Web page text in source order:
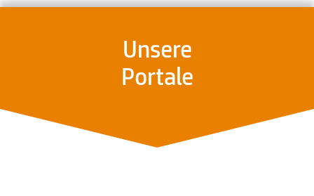
Unsere
Portale